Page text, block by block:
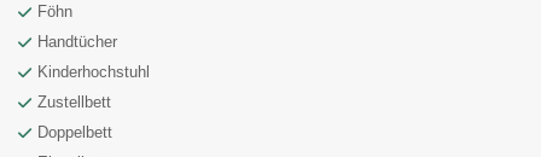
Föhn
Handtücher
Kinderhochstuhl
Zustellbett
Doppelbett